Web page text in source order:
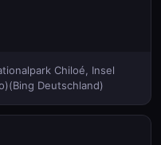
Chiloé, Insel
Deutschland)